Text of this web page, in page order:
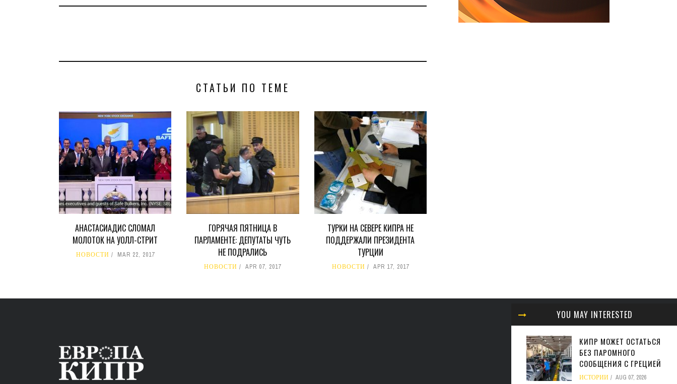
СТАТЬИ ПО ТЕМЕ
АНАСТАСИАДИС СЛОМАЛ
МОЛОТОК НА УОЛЛ-СТРИТ
НОВОСТИ MAR 22, 2017
ГОРЯЧАЯ ПЯТНИЦА В
ПАРЛАМЕНТЕ: ДЕПУТАТЫ ЧУТЬ
НЕ ПОДРАЛИСЬ
НОВОСТИ APR 07, 2017
ТУРКИ НА СЕВЕРЕ КИПРА НЕ
ПОДДЕРЖАЛИ ПРЕЗИДЕНТА
ТУРЦИИ
НОВОСТИ APR 17, 2017
YOU MAY INTERESTED
КИПР МОЖЕТ ОСТАТЬСЯ
БЕЗ ПАРОМНОГО
СООБЩЕНИЯ С ГРЕЦИЕЙ
ИСТОРИИ AUG 07, 2026